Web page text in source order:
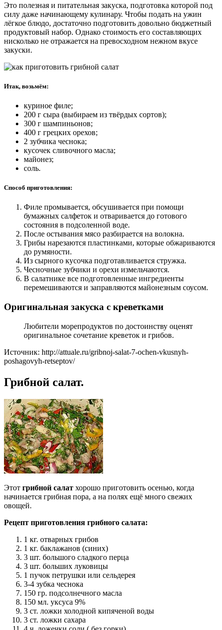
Это полезная и питательная закуска, подготовка которой под
силу даже начинающему кулинару. Чтобы подать на ужин
лёгкое блюдо, достаточно подготовить довольно бюджетный
продуктовый набор. Однако стоимость его составляющих
нисколько не отражается на превосходном нежном вкусе
закуски.
Итак, возьмём:
куриное филе;
200 г сыра (выбираем из твёрдых сортов);
300 г шампиньонов;
400 г грецких орехов;
2 зубчика чеснока;
кусочек сливочного масла;
майонез;
соль.
Способ приготовления:
Филе промывается, обсушивается при помощи
бумажных салфеток и отваривается до готового
состояния в подсоленной воде.
После остывания мясо разбирается на волокна.
Грибы нарезаются пластинками, которые обжариваются
до румяности.
Из сырного кусочка подготавливается стружка.
Чесночные зубчики и орехи измельчаются.
В салатнике все подготовленные ингредиенты
перемешиваются и заправляются майонезным соусом.
Оригинальная закуска с креветками
Любители морепродуктов по достоинству оценят
оригинальное сочетание креветок и грибов.
Источник: http://attuale.ru/gribnoj-salat-7-ochen-vkusnyh-
poshagovyh-retseptov/
Грибной салат.
Этот грибной салат хорошо приготовить осенью, когда
начинается грибная пора, а на полях ещё много свежих
овощей.
Рецепт приготовления грибного салата:
1 кг. отварных грибов
1 кг. баклажанов (синих)
3 шт. большого сладкого перца
3 шт. больших луковицы
1 пучок петрушки или сельдерея
3-4 зубка чеснока
150 гр. подсолнечного масла
150 мл. уксуса 9%
3 ст. ложки холодной кипяченой воды
3 ст. ложки сахара